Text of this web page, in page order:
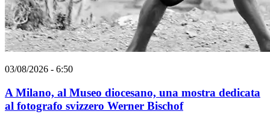
03/08/2026 - 6:50
A Milano, al Museo diocesano, una mostra dedicata
al fotografo svizzero Werner Bischof